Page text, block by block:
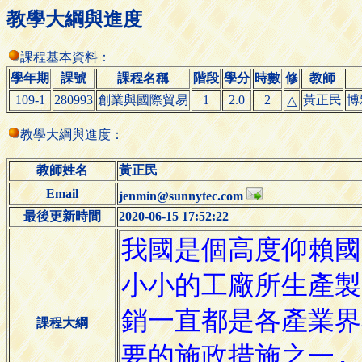
教學大綱與進度
課程基本資料：
學年期
課號 課程名稱 階段 學分 時數 修
教師
109-1
280993 創業與國際貿易 1 2.0 2 △ 黃正民 博
教學大綱與進度：
教師姓名
黃正民
Email
jenmin@sunnytec.com
最後更新時間
2020-06-15 17:52:22
課程大綱